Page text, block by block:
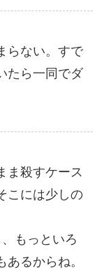
らない。すで
たら一同でダ
ま殺すケース
こには少しの
もっといろ
るからね。